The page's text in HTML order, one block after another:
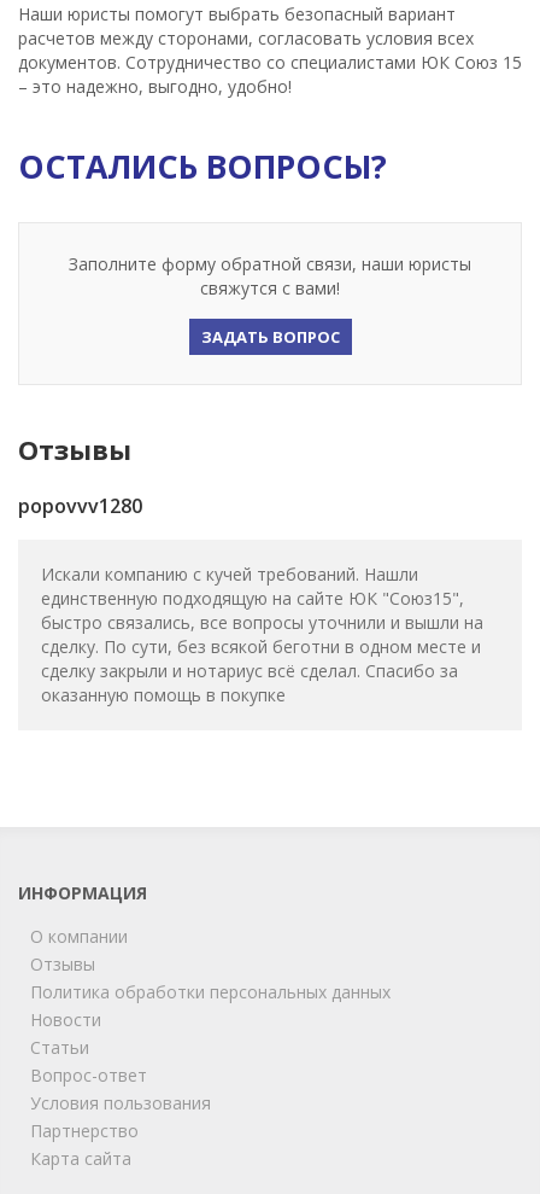
Наши юристы помогут выбрать безопасный вариант
расчетов между сторонами, согласовать условия всех
документов. Сотрудничество со специалистами ЮК Союз 15
– это надежно, выгодно, удобно!
ОСТАЛИСЬ ВОПРОСЫ?
Заполните форму обратной связи, наши юристы
свяжутся с вами!
ЗАДАТЬ ВОПРОС
Отзывы
popovvv1280
Искали компанию с кучей требований. Нашли
единственную подходящую на сайте ЮК "Союз15",
быстро связались, все вопросы уточнили и вышли на
сделку. По сути, без всякой беготни в одном месте и
сделку закрыли и нотариус всё сделал. Спасибо за
оказанную помощь в покупке
ИНФОРМАЦИЯ
О компании
Отзывы
Политика обработки персональных данных
Новости
Статьи
Вопрос-ответ
Условия пользования
Партнерство
Карта сайта